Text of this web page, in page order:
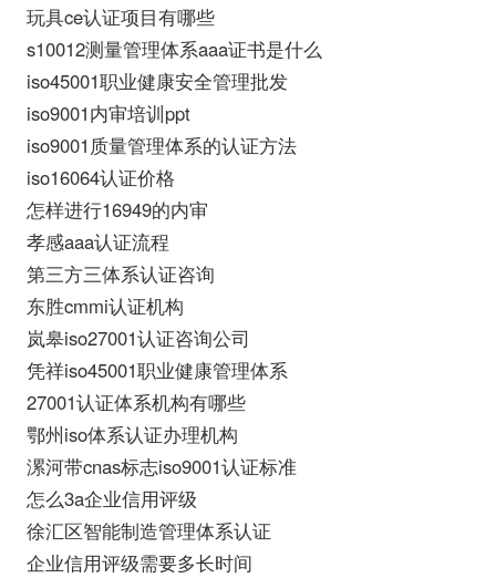
玩具ce认证项目有哪些
s10012测量管理体系aaa证书是什么
iso45001职业健康安全管理批发
iso9001内审培训ppt
iso9001质量管理体系的认证方法
iso16064认证价格
怎样进行16949的内审
孝感aaa认证流程
第三方三体系认证咨询
东胜cmmi认证机构
岚皋iso27001认证咨询公司
凭祥iso45001职业健康管理体系
27001认证体系机构有哪些
鄂州iso体系认证办理机构
漯河带cnas标志iso9001认证标准
怎么3a企业信用评级
徐汇区智能制造管理体系认证
企业信用评级需要多长时间